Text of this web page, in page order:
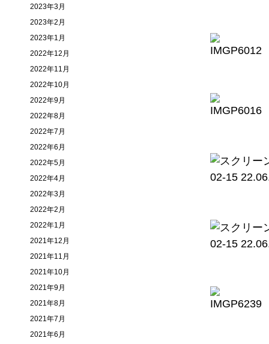
2023年3月
2023年2月
2023年1月
2022年12月
2022年11月
2022年10月
2022年9月
2022年8月
2022年7月
2022年6月
2022年5月
2022年4月
2022年3月
2022年2月
2022年1月
2021年12月
2021年11月
2021年10月
2021年9月
2021年8月
2021年7月
2021年6月